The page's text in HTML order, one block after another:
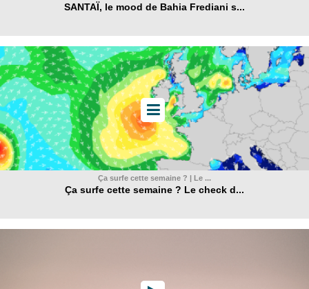
SANTAÏ, le mood de Bahia Frediani s...
Ça surfe cette semaine ? | Le ...
Ça surfe cette semaine ? Le check d...